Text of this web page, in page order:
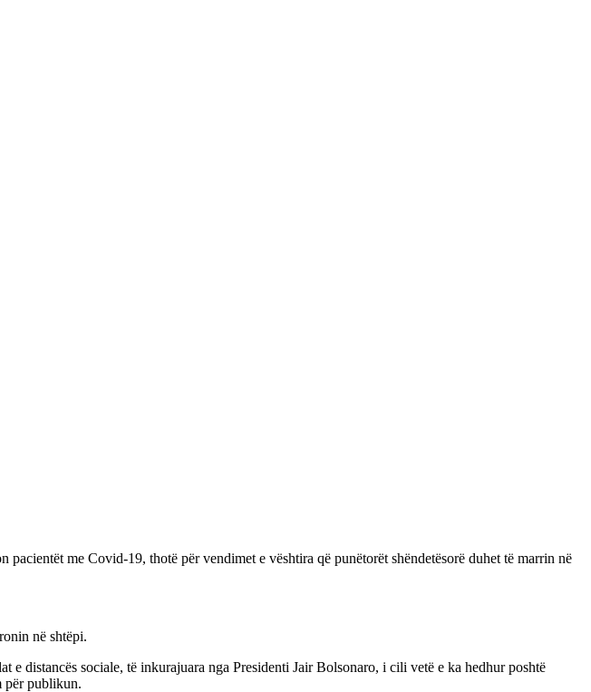
me Covid-19, thotë për vendimet e vështira që punëtorët shëndetësorë duhet të marrin në
në shtëpi.
e distancës sociale, të inkurajuara nga Presidenti Jair Bolsonaro, i cili vetë e ka hedhur poshtë
për publikun.